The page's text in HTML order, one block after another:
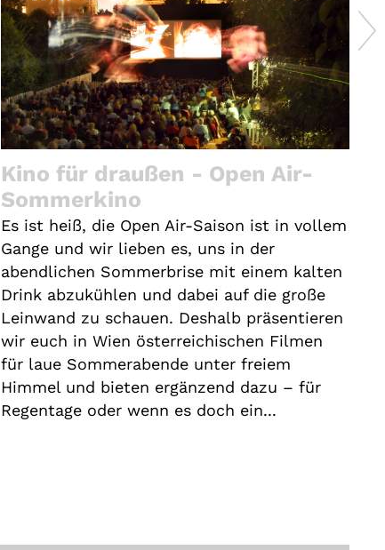
Kino für draußen - Open Air-
Sommerkino
Es ist heiß, die Open Air-Saison ist in vollem
Gange und wir lieben es, uns in der
abendlichen Sommerbrise mit einem kalten
Drink abzukühlen und dabei auf die große
Leinwand zu schauen. Deshalb präsentieren
wir euch in Wien österreichischen Filmen
für laue Sommerabende unter freiem
Himmel und bieten ergänzend dazu – für
Regentage oder wenn es doch ein...